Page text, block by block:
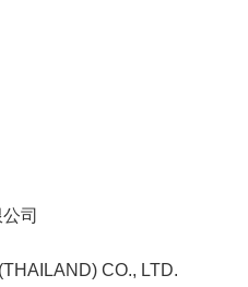
司
CO., LTD.